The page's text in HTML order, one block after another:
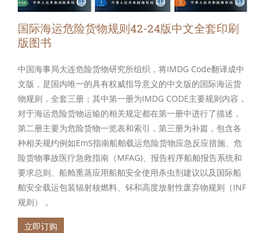
国际海运危险货物规则42-24版中文全套印刷
版图书
中国海事局大连危险货物研究所组织，将IMDG Code翻译成中
文版，是国内唯一的具有权威指导意义的中文版的国际海运货
物规则，全套三册；其中第一册为IMDG CODE主要规则内容，
对于海运危险货物运输的相关规定都在第一册中进行了描述，
第二册主要为危险货物一览表和索引，第三册为补篇，包含各
种相关规约例如EmS指南船舶载运危险货物应急反应措施、危
险货物事故医疗急救指南（MFAG)、报告程序船舶报告系统和
要求总则、船舱熏蒸应用船舶安全使用杀虫剂建议以及国际船
舶安全载运包装辐射核燃料、钚和高度放射性废弃物规则（INF
规则） 。
立即订购